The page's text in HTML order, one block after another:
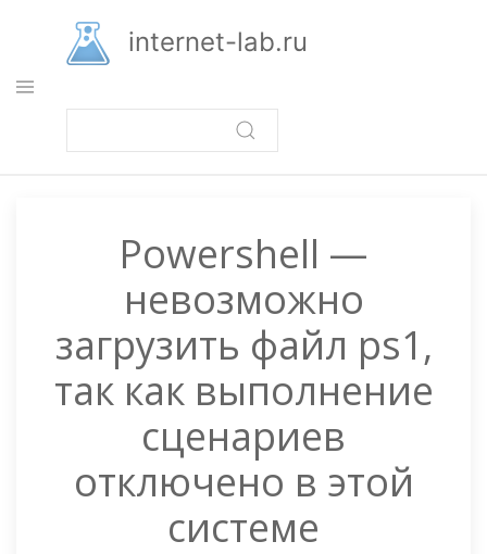
основному
содержанию
internet-lab.ru
Powershell —
невозможно
загрузить файл ps1,
так как выполнение
сценариев
отключено в этой
системе